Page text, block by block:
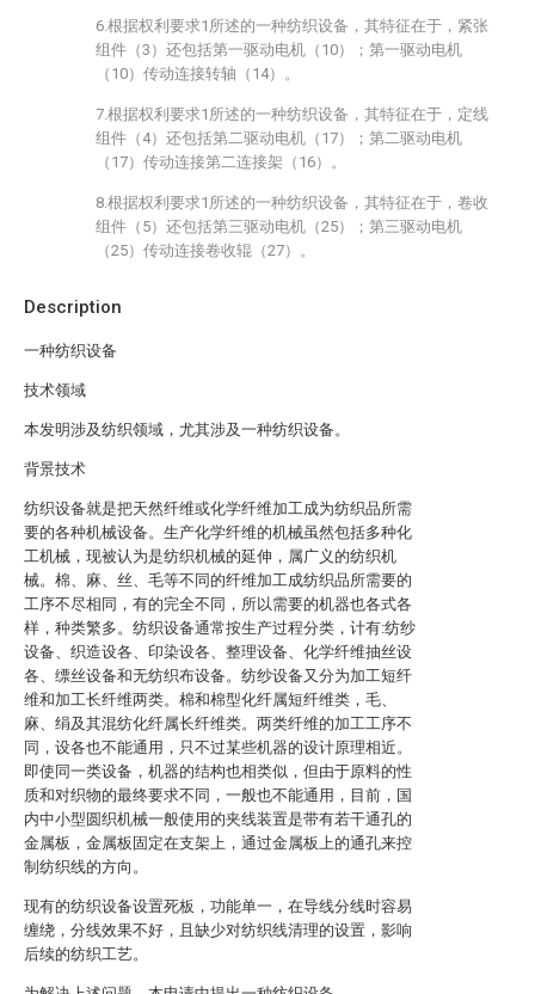
Description
一种纺织设备
技术领域
本发明涉及纺织领域，尤其涉及一种纺织设备。
背景技术
纺织设备就是把天然纤维或化学纤维加工成为纺织品所需
要的各种机械设备。生产化学纤维的机械虽然包括多种化
工机械，现被认为是纺织机械的延伸，属广义的纺织机
械。棉、麻、丝、毛等不同的纤维加工成纺织品所需要的
工序不尽相同，有的完全不同，所以需要的机器也各式各
样，种类繁多。纺织设备通常按生产过程分类，计有:纺纱
设备、织造设各、印染设各、整理设备、化学纤维抽丝设
各、缥丝设备和无纺织布设备。纺纱设备又分为加工短纤
维和加工长纤维两类。棉和棉型化纤属短纤维类，毛、
麻、绢及其混纺化纤属长纤维类。两类纤维的加工工序不
同，设各也不能通用，只不过某些机器的设计原理相近。
即使同一类设备，机器的结构也相类似，但由于原料的性
质和对织物的最终要求不同，一般也不能通用，目前，国
内中小型圆织机械一般使用的夹线装置是带有若干通孔的
金属板，金属板固定在支架上，通过金属板上的通孔来控
制纺织线的方向。
现有的纺织设备设置死板，功能单一，在导线分线时容易
缠绕，分线效果不好，且缺少对纺织线清理的设置，影响
后续的纺织工艺。
6.根据权利要求1所述的一种纺织设备，其特征在于，紧张
组件（3）还包括第一驱动电机（10）；第一驱动电机
（10）传动连接转轴（14）。
7.根据权利要求1所述的一种纺织设备，其特征在于，定线
组件（4）还包括第二驱动电机（17）；第二驱动电机
（17）传动连接第二连接架（16）。
8.根据权利要求1所述的一种纺织设备，其特征在于，卷收
组件（5）还包括第三驱动电机（25）；第三驱动电机
（25）传动连接卷收辊（27）。